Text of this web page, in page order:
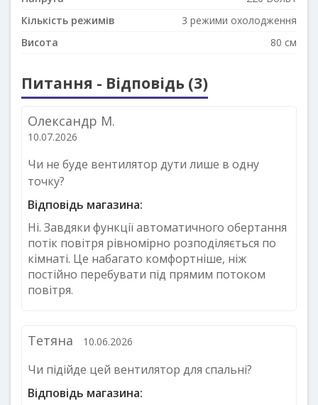
Кількість режимів
3 режими охолодження
Висота
80 см
Питання - Відповідь (3)
Олександр М.
10.07.2026
Чи не буде вентилятор дути лише в одну
точку?
Відповідь магазина:
Ні. Завдяки функції автоматичного обертання
потік повітря рівномірно розподіляється по
кімнаті. Це набагато комфортніше, ніж
постійно перебувати під прямим потоком
повітря.
Тетяна 10.06.2026
Чи підійде цей вентилятор для спальні?
Відповідь магазина: